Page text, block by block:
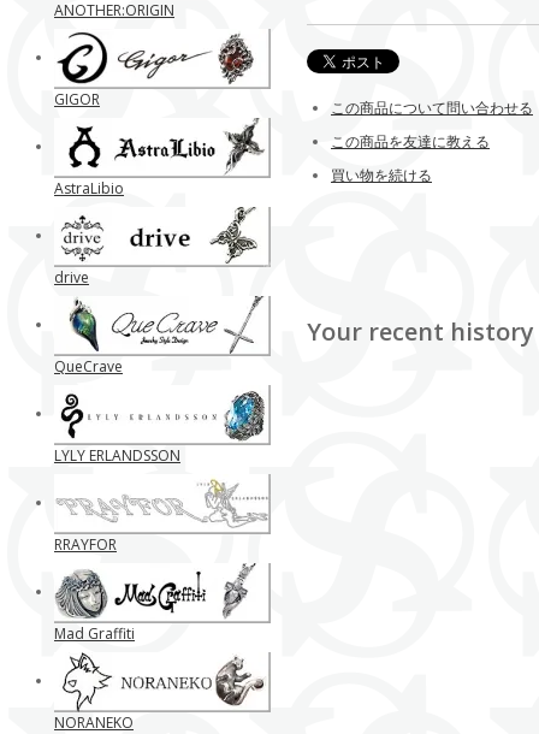
この商品について問い合わせる
この商品を友達に教える
買い物を続ける
Your recent history
ANOTHER:ORIGIN
GIGOR
AstraLibio
drive
QueCrave
LYLY ERLANDSSON
RRAYFOR
Mad Graffiti
NORANEKO